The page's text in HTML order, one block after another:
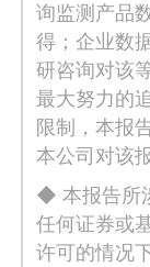
询监测产品
得；企业数
研咨询对该
最大努力的
限制，本报
本公司对该
◆ 本报告所
任何证券或
许可的情况